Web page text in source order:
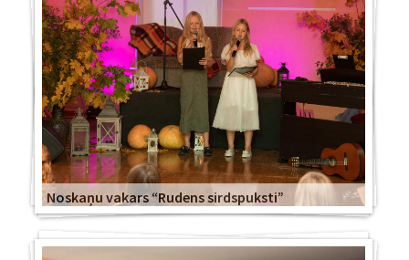
Noskaņu vakars “Rudens sirdspuksti”